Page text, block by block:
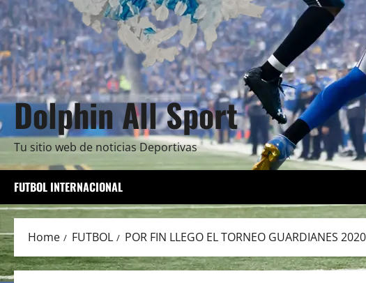
Dolphin All Sport
Tu sitio web de noticias Deportivas
FUTBOL INTERNACIONAL
Home FUTBOL POR FIN LLEGO EL TORNEO GUARDIANES 2020